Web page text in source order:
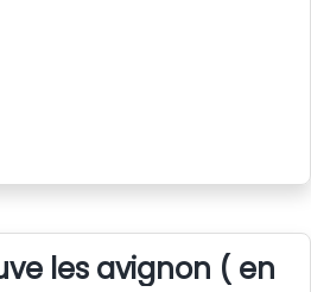
les avignon ( en